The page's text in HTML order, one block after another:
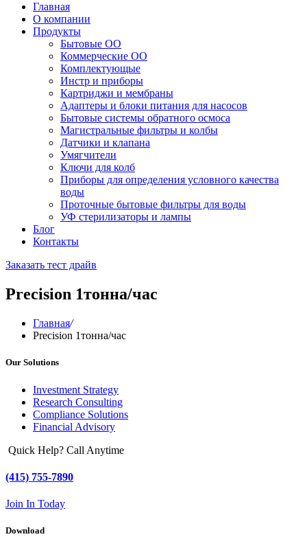
Главная
О компании
Продукты
Бытовые ОО
Коммерческие ОО
Комплектующые
Инстр и приборы
Картриджи и мембраны
Адаптеры и блоки питания для насосов
Бытовые системы обратного осмоса
Магистральные фильтры и колбы
Датчики и клапана
Умягчители
Ключи для колб
Приборы для определения условного качества
воды
Проточные бытовые фильтры для воды
УФ стерилизаторы и лампы
Блог
Контакты
Заказать тест драйв
Precision 1тонна/час
Главная/
Precision 1тонна/час
Our Solutions
Investment Strategy
Research Consulting
Compliance Solutions
Financial Advisory
Quick Help? Call Anytime
(415) 755-7890
Join In Today
Download